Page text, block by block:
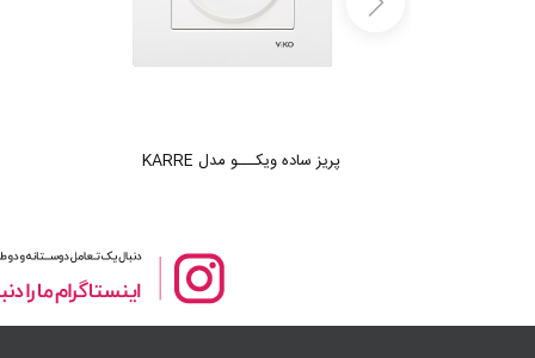
پریز ساده ویکـــو مدل KARRE